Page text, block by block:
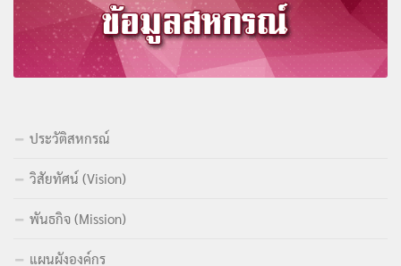
ประวัติสหกรณ์
วิสัยทัศน์ (Vision)
พันธกิจ (Mission)
แผนผังองค์กร